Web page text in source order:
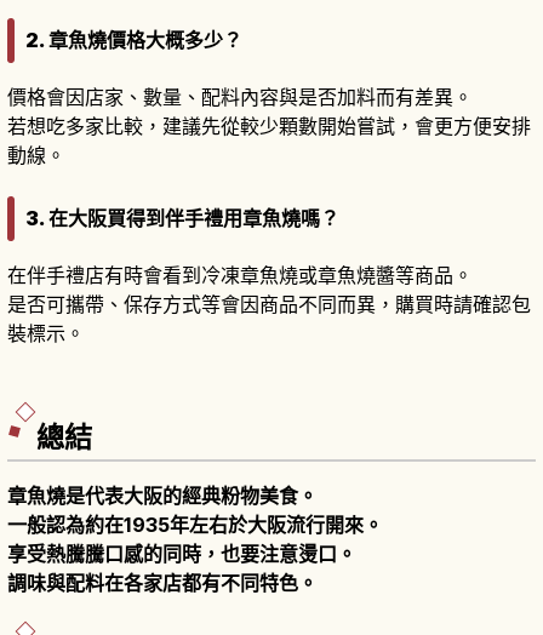
2. 章魚燒價格大概多少？
價格會因店家、數量、配料內容與是否加料而有差異。
若想吃多家比較，建議先從較少顆數開始嘗試，會更方便安排
動線。
3. 在大阪買得到伴手禮用章魚燒嗎？
在伴手禮店有時會看到冷凍章魚燒或章魚燒醬等商品。
是否可攜帶、保存方式等會因商品不同而異，購買時請確認包
裝標示。
總結
章魚燒是代表大阪的經典粉物美食。
一般認為約在1935年左右於大阪流行開來。
享受熱騰騰口感的同時，也要注意燙口。
調味與配料在各家店都有不同特色。